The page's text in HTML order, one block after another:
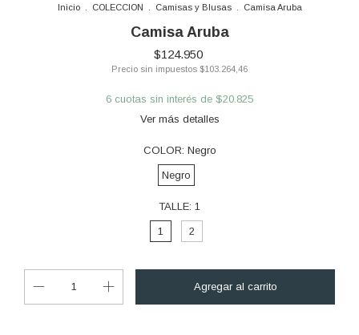
Inicio COLECCION Camisas y Blusas Camisa Aruba
Camisa Aruba
$124.950
Precio sin impuestos $103.264,46
6 cuotas sin interés de $20.825
Ver más detalles
COLOR: Negro
Negro
TALLE: 1
1 2